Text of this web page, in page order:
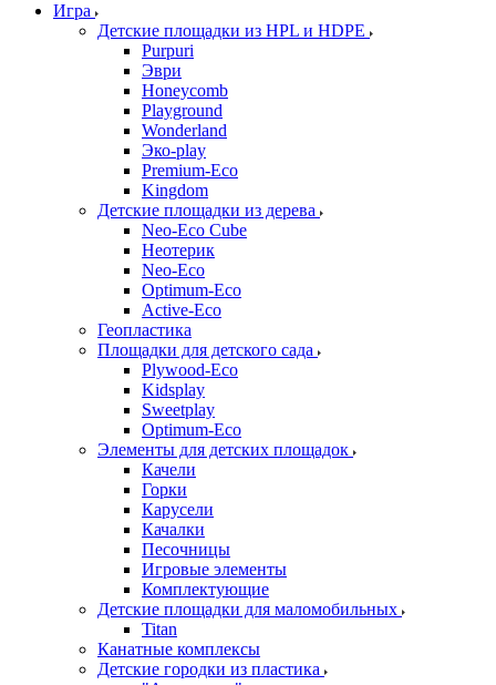
Игра
Детские площадки из HPL и HDPE
Purpuri
Эври
Honeycomb
Playground
Wonderland
Эко-play
Premium-Eco
Kingdom
Детские площадки из дерева
Neo-Eco Cube
Неотерик
Neo-Eco
Оptimum-Еco
Active-Eco
Геопластика
Площадки для детского сада
Plywood-Eco
Kidsplay
Sweetplay
Оptimum-Еco
Элементы для детских площадок
Качели
Горки
Карусели
Качалки
Песочницы
Игровые элементы
Комплектующие
Детские площадки для маломобильных
Titan
Канатные комплексы
Детские городки из пластика